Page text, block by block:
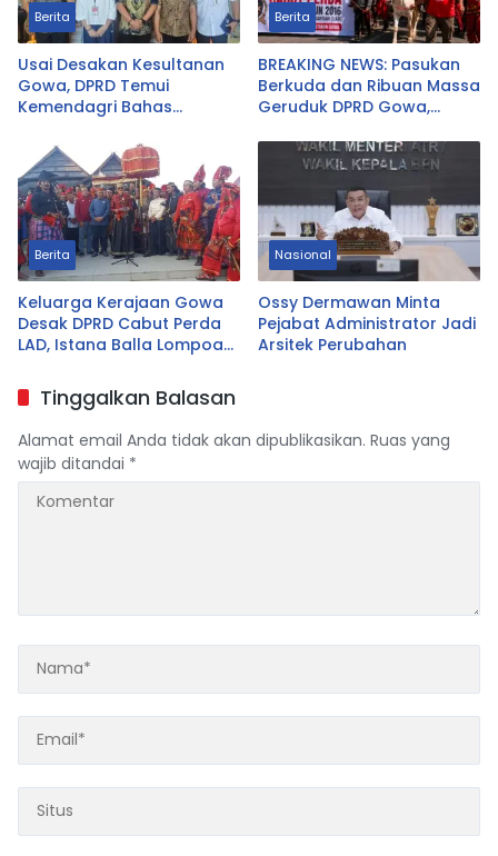
Berita
Usai Desakan Kesultanan
Gowa, DPRD Temui
Kemendagri Bahas
Berita
BREAKING NEWS: Pasukan
Berkuda dan Ribuan Massa
Geruduk DPRD Gowa,
Berita
Keluarga Kerajaan Gowa
Desak DPRD Cabut Perda
LAD, Istana Balla Lompoa
Nasional
Ossy Dermawan Minta
Pejabat Administrator Jadi
Arsitek Perubahan
Tinggalkan Balasan
Alamat email Anda tidak akan dipublikasikan. Ruas yang
wajib ditandai *